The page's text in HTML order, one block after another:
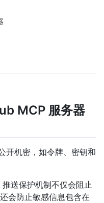
MCP 服务器
开机密，如令牌、密钥和
送保护机制不仅会阻止
会防止敏感信息包含在